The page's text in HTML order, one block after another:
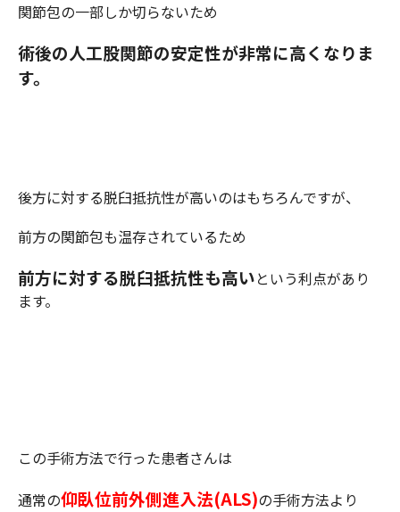
関節包の一部しか切らないため
術後の人工股関節の安定性が非常に高くなりま
す。
後方に対する脱臼抵抗性が高いのはもちろんですが、
前方の関節包も温存されているため
前方に対する脱臼抵抗性も高いという利点があり
ます。
この手術方法で行った患者さんは
通常の仰臥位前外側進入法(ALS)の手術方法より